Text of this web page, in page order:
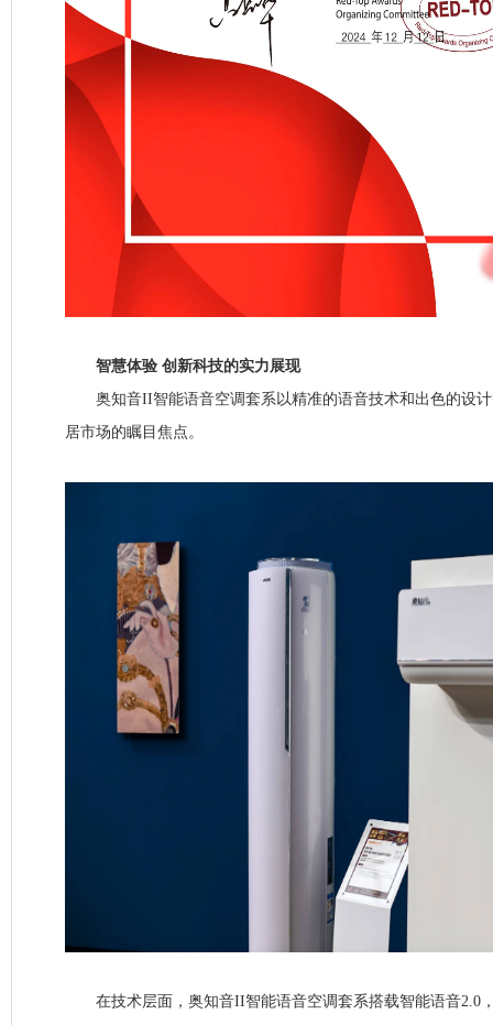
智慧体验 创新科技的实力展现
奥知音II智能语音空调套系以精准的语音技术和出色的设计
居市场的瞩目焦点。
在技术层面，奥知音II智能语音空调套系搭载智能语音2.0